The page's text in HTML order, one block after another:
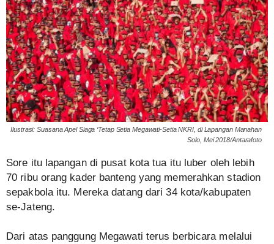
Ilustrasi: Suasana Apel Siaga ‘Tetap Setia Megawati-Setia NKRI, di Lapangan Manahan
Solo, Mei 2018/Antarafoto
Sore itu lapangan di pusat kota tua itu luber oleh lebih
70 ribu orang kader banteng yang memerahkan stadion
sepakbola itu. Mereka datang dari 34 kota/kabupaten
se-Jateng.
Dari atas panggung Megawati terus berbicara melalui